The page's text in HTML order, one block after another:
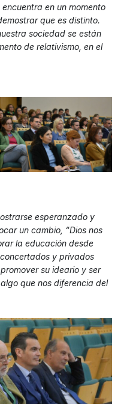
en un momento
que es distinto.
sociedad se están
de relativismo, en el
esperanzado y
un cambio, “Dios nos
la educación desde
y privados
su ideario y ser
que nos diferencia del